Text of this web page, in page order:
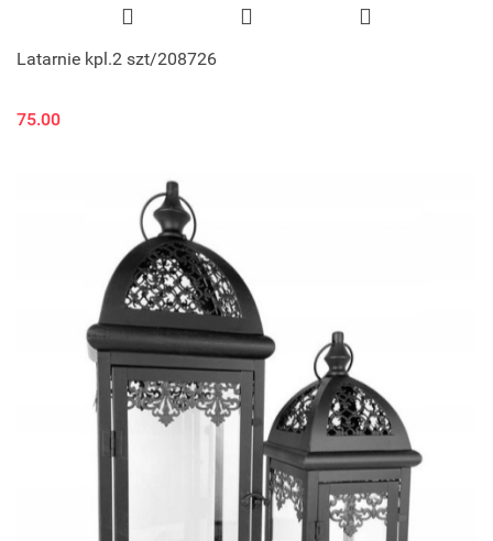
Latarnie kpl.2 szt/208726
75.00